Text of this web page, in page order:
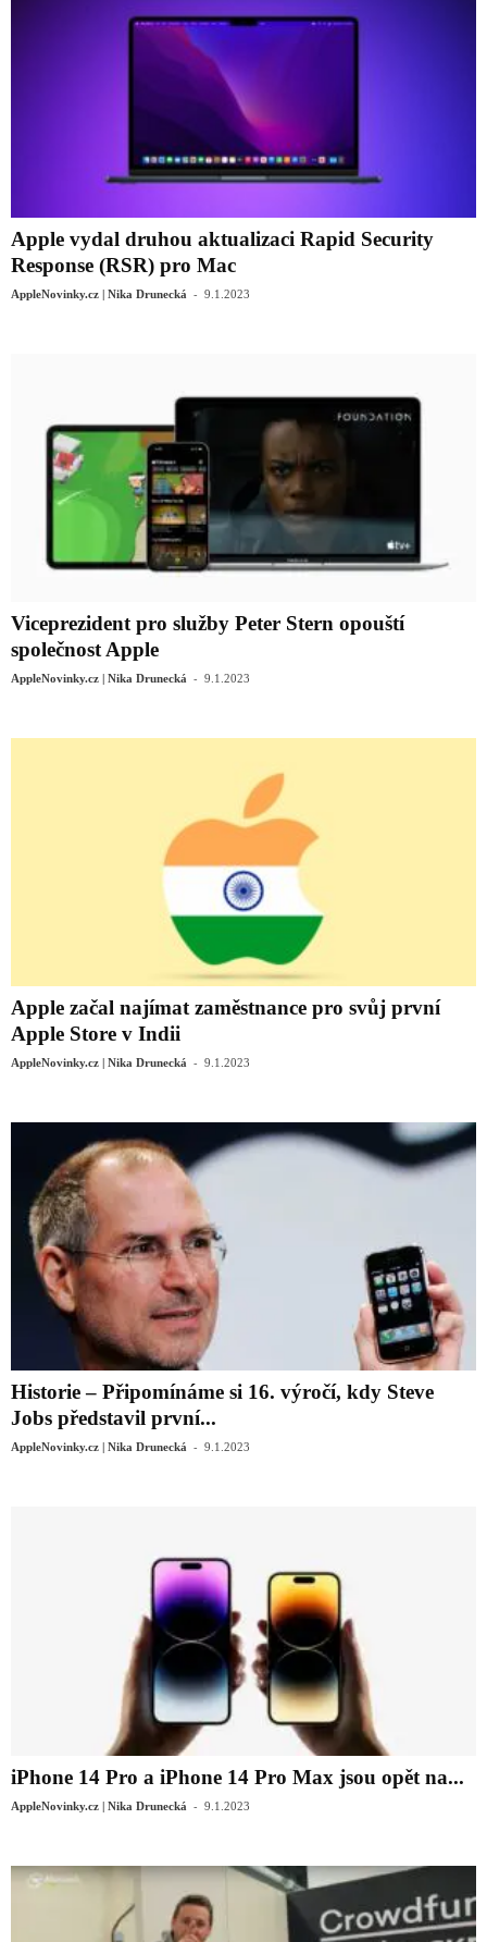
Apple vydal druhou aktualizaci Rapid Security
Response (RSR) pro Mac
AppleNovinky.cz | Nika Drunecká - 9.1.2023
Viceprezident pro služby Peter Stern opouští
společnost Apple
AppleNovinky.cz | Nika Drunecká - 9.1.2023
Apple začal najímat zaměstnance pro svůj první
Apple Store v Indii
AppleNovinky.cz | Nika Drunecká - 9.1.2023
Historie – Připomínáme si 16. výročí, kdy Steve
Jobs představil první...
AppleNovinky.cz | Nika Drunecká - 9.1.2023
‌iPhone 14 Pro‌ a ‌iPhone 14 Pro‌ Max jsou opět na...
AppleNovinky.cz | Nika Drunecká - 9.1.2023